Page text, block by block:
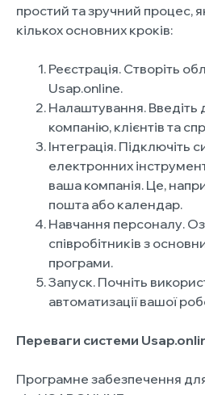
простий та зручний процес,
кількох основних кроків:
Реєстрація. Створіть
Usap.online.
Налаштування. Введіть
компанію, клієнтів та
Інтеграція. Підключіть
електронних
ваша компанія. Це,
пошта або календар.
Навчання персоналу.
співробітників з
програми.
Запуск. Почніть
автоматизації вашої
Переваги системи
Програмне забезпечення